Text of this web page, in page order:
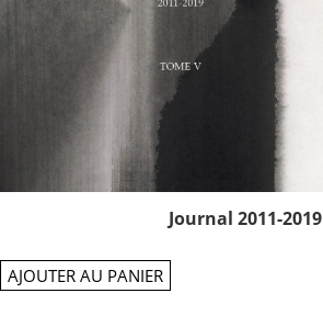
Journal 2011-2019
AJOUTER AU PANIER